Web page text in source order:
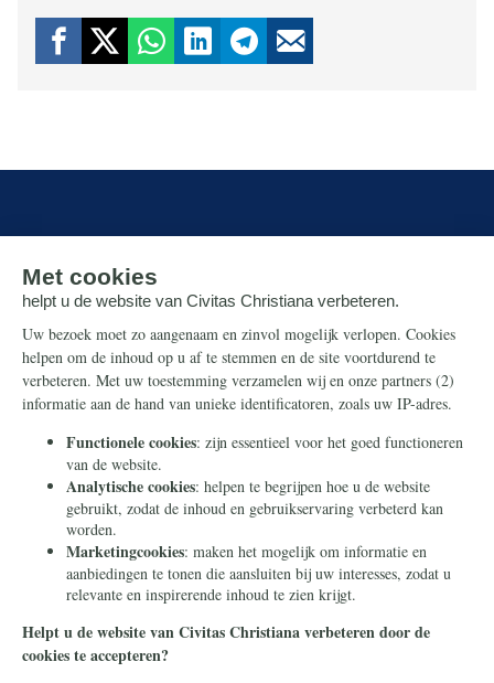
Over ons
Wie zijn wij?
Hugo Bos
ANBI
Contact